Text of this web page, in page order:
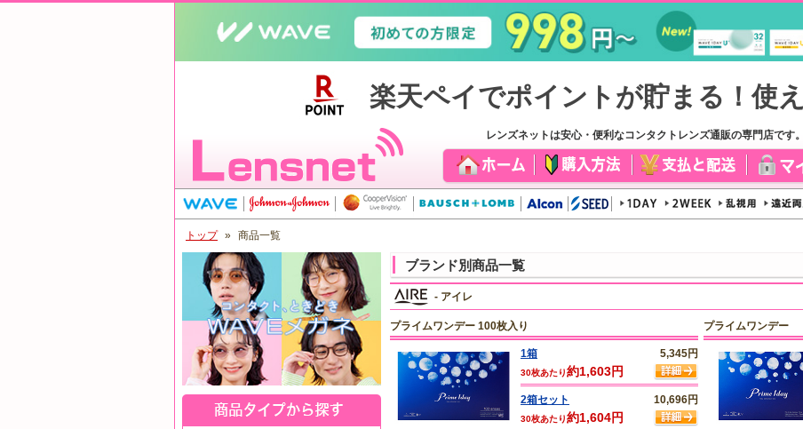
レンズネットは安心・便利なコンタクトレンズ通販の専門店です。
トップ » 商品一覧
ブランド別商品一覧
- アイレ
プライムワンデー 100枚入り
1箱 5,345円
30枚あたり約1,603円
2箱セット 10,696円
30枚あたり約1,604円
プライムワンデー